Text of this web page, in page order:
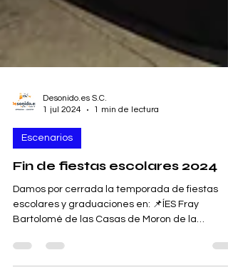
1 jul 2024
Escenarios
Fin de fiestas escolares 2024
Damos por cerrada la temporada de fiestas
Bartolomé de las Casas de Moron de la